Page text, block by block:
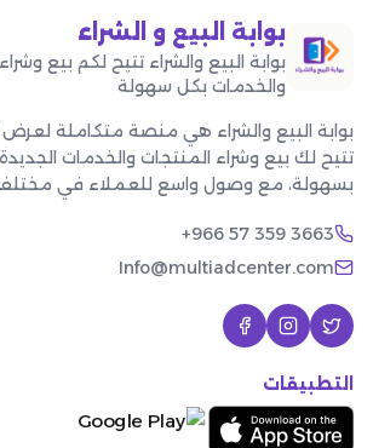
بوابة البيع و الشراء
بوابة البيع والشراء تتيح لكم بيع
والخدمات بكل سهولة
بوابة البيع والشراء هي منصة متكاملة لعرض
تتيح لك بيع وشراء المنتجات والخدمات
بسهولة، مع وصول واسع للعملاء في
+966 57 359 3663
Info@multiadcenter.com
التطبيقات